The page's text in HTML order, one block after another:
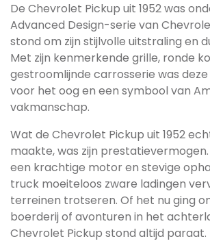
De Chevrolet Pickup uit 1952 was
Advanced Design-serie van
stond om zijn stijlvolle uitstraling en
Met zijn kenmerkende grille, ronde
gestroomlijnde carrosserie was
voor het oog en een symbool van
vakmanschap.
Wat de Chevrolet Pickup uit 1952
maakte, was zijn
een krachtige motor en stevige
truck moeiteloos zware ladingen
terreinen trotseren. Of het nu ging
boerderij of avonturen in het
Chevrolet Pickup stond altijd paraat.